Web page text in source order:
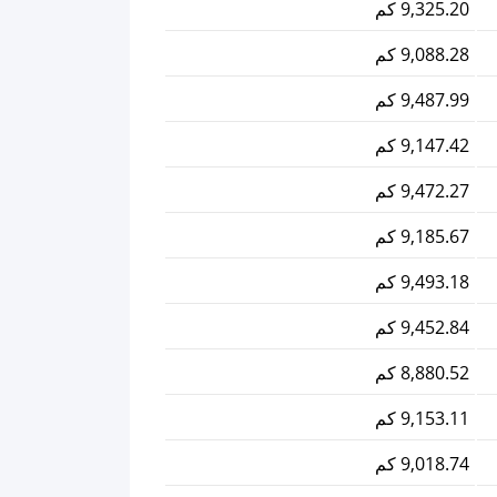
9,325.20 كم
9,088.28 كم
9,487.99 كم
9,147.42 كم
9,472.27 كم
9,185.67 كم
9,493.18 كم
9,452.84 كم
8,880.52 كم
9,153.11 كم
9,018.74 كم